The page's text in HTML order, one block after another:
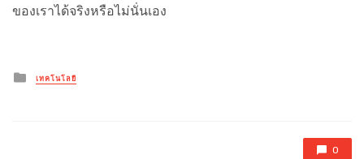
ของเราได้จริงหรือไม่นั่นเอง
Posted
in
เทคโนโลยี
0